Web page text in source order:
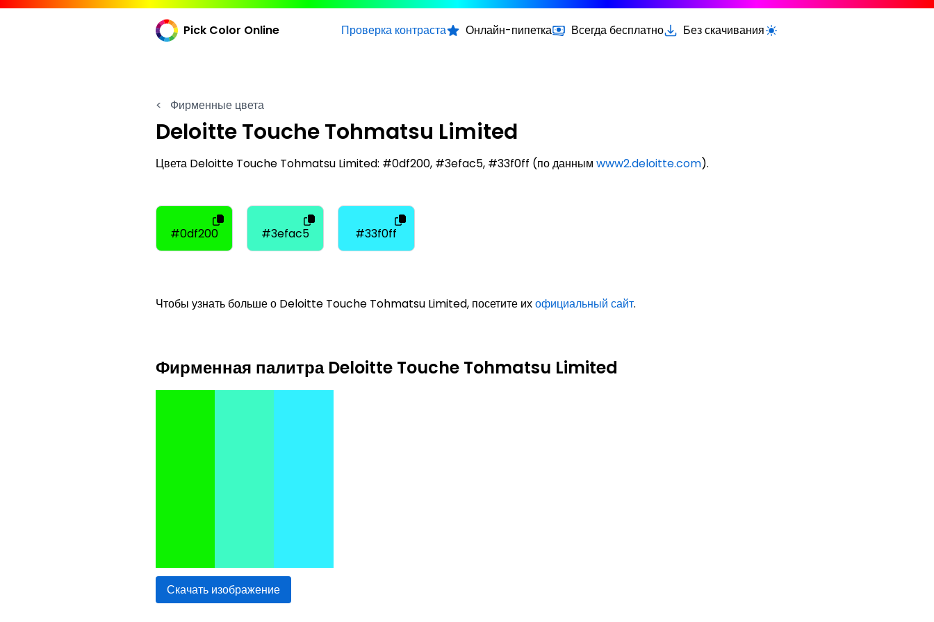
Pick Color Online Проверка контраста Онлайн-пипетка Всегда бесплатно Без скачиванияПереключить светлую/тёмную тему
< Фирменные цвета
Deloitte Touche Tohmatsu Limited
Цвета Deloitte Touche Tohmatsu Limited: #0df200, #3efac5, #33f0ff (по данным www2.deloitte.com).
#0df200 #3efac5 #33f0ff
Чтобы узнать больше о Deloitte Touche Tohmatsu Limited, посетите ихофициальный сайт.
Фирменная палитра Deloitte Touche Tohmatsu Limited
Скачать изображение